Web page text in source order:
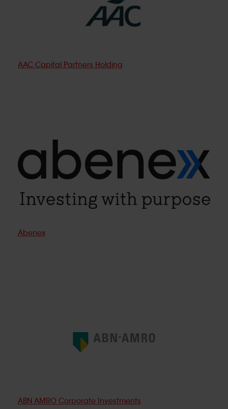
AAC Capital Partners Holding
Abenex
ABN AMRO Corporate Investments